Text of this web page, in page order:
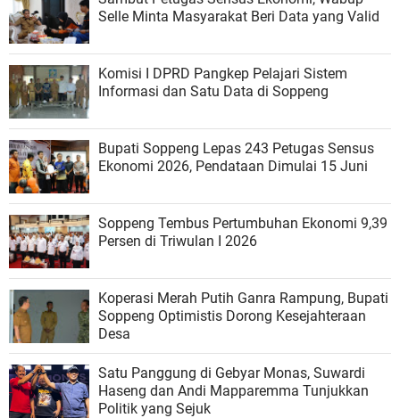
Selle Minta Masyarakat Beri Data yang Valid
Komisi I DPRD Pangkep Pelajari Sistem
Informasi dan Satu Data di Soppeng
Bupati Soppeng Lepas 243 Petugas Sensus
Ekonomi 2026, Pendataan Dimulai 15 Juni
Soppeng Tembus Pertumbuhan Ekonomi 9,39
Persen di Triwulan I 2026
Koperasi Merah Putih Ganra Rampung, Bupati
Soppeng Optimistis Dorong Kesejahteraan
Desa
Satu Panggung di Gebyar Monas, Suwardi
Haseng dan Andi Mapparemma Tunjukkan
Politik yang Sejuk